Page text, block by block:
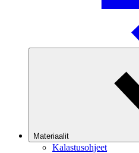
Materiaalit
Kalastusohjeet